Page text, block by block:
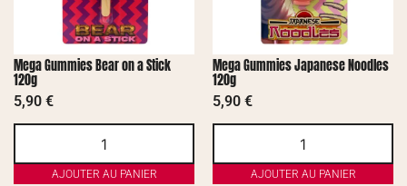
Mega Gummies Bear on a Stick
120g
5,90 €
AJOUTER AU PANIER
Mega Gummies Japanese Noodles
120g
5,90 €
AJOUTER AU PANIER